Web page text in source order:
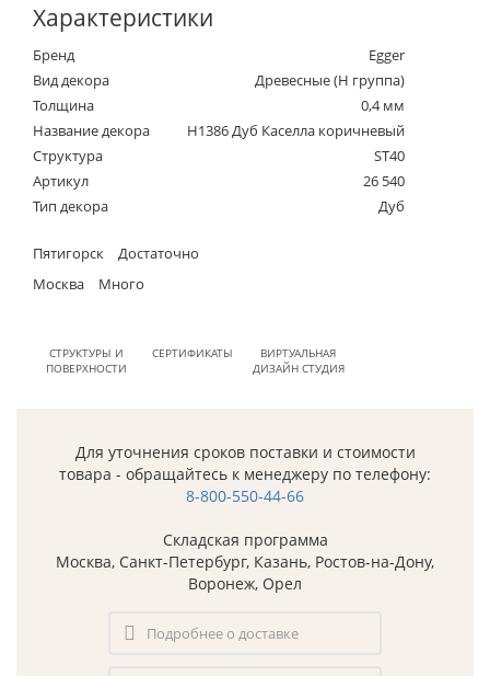
Характеристики
Бренд
Egger
Вид декора
Древесные (Н группа)
Толщина
0,4 мм
Название декора
H1386 Дуб Каселла коричневый
Структура
ST40
Артикул
26 540
Тип декора
Дуб
Пятигорск
Достаточно
Москва
Много
СТРУКТУРЫ И
ПОВЕРХНОСТИ
СЕРТИФИКАТЫ
ВИРТУАЛЬНАЯ
ДИЗАЙН СТУДИЯ
Для уточнения сроков поставки и стоимости
товара - обращайтесь к менеджеру по телефону:
8-800-550-44-66
Складская программа
Москва, Санкт-Петербург, Казань, Ростов-на-Дону,
Воронеж, Орел
Подробнее о доставке